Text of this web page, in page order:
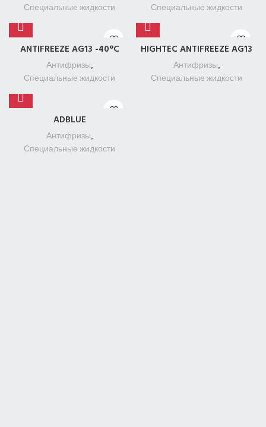
Специальные жидкости
Специальные жидкости
ANTIFREEZE AG13 -40°C
Антифризы,
Специальные жидкости
HIGHTEC ANTIFREEZE AG13
Антифризы,
Специальные жидкости
ADBLUE
Антифризы,
Специальные жидкости